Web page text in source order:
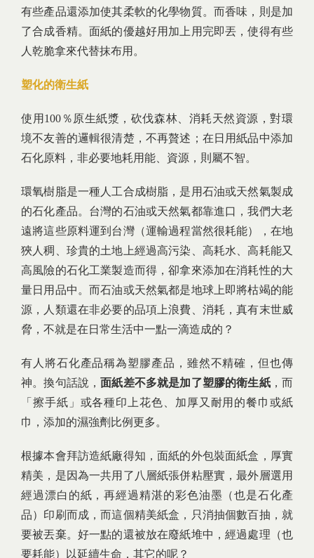
有些產品還添加使其柔軟的化學物質。而香味，則是加
了合成香精。面紙的優越好用加上用完即丟，使得有些
人乾脆拿來代替抹布用。
塑化的衛生紙
使用100％原生紙漿，砍伐森林、消耗天然資源，對環
境不友善的邏輯很清楚，不再贅述；在日用紙品中添加
石化原料，非必要地耗用能、資源，則屬不智。
環氧樹脂是一種人工合成樹脂，是用石油或天然氣製成
的石化產品。台灣的石油或天然氣都靠進口，我們大老
遠將這些原料運到台灣（運輸過程當然很耗能），在地
狹人稠、珍貴的土地上經過高污染、高耗水、高耗能又
高風險的石化工業製造而得，卻拿來添加在消耗性的大
量日用品中。而石油或天然氣都是地球上即將枯竭的能
源，人類還在非必要的品項上浪費、消耗，真有末世威
脅，不就是在日常生活中一點一滴造成的？
有人將石化產品稱為塑膠產品，雖然不精確，但也傳
神。換句話說，面紙差不多就是加了塑膠的衛生紙，而
「擦手紙」或各種印上花色、加厚又耐用的餐巾或紙
巾，添加的濕強劑比例更多。
根據本會拜訪造紙廠得知，面紙的外包裝面紙盒，厚實
精美，是因為一共用了八層紙張併粘壓實，最外層選用
經過漂白的紙，再經過精湛的彩色油墨（也是石化產
品）印刷而成，而這個精美紙盒，只消抽個數百抽，就
要被丟棄。好一點的還被放在廢紙堆中，經過處理（也
要耗能）以延續生命，其它的呢？